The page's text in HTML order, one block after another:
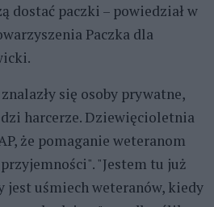
dostać paczki – powiedział w
Paczka dla
się osoby prywatne,
harcerze. Dziewięcioletnia
że pomaganie weteranom
"Jestem tu już
uśmiech weteranów, kiedy